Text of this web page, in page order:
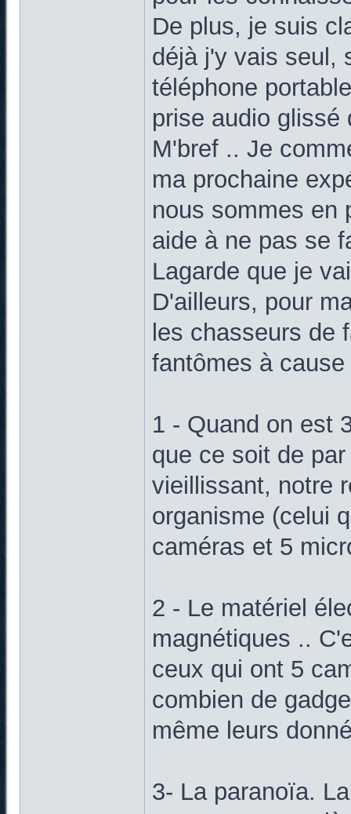
De plus, je suis
déjà j'y vais seul,
téléphone
prise audio glissé
M'bref .. Je
ma prochaine
nous sommes en
aide à ne pas se
Lagarde que je
D'ailleurs, pour
les chasseurs de
fantômes à
1 - Quand on est
que ce soit de
vieillissant, notre
organisme (celui
caméras et 5
2 - Le matériel
magnétiques ..
ceux qui ont 5
combien de
même leurs
3- La paranoïa.